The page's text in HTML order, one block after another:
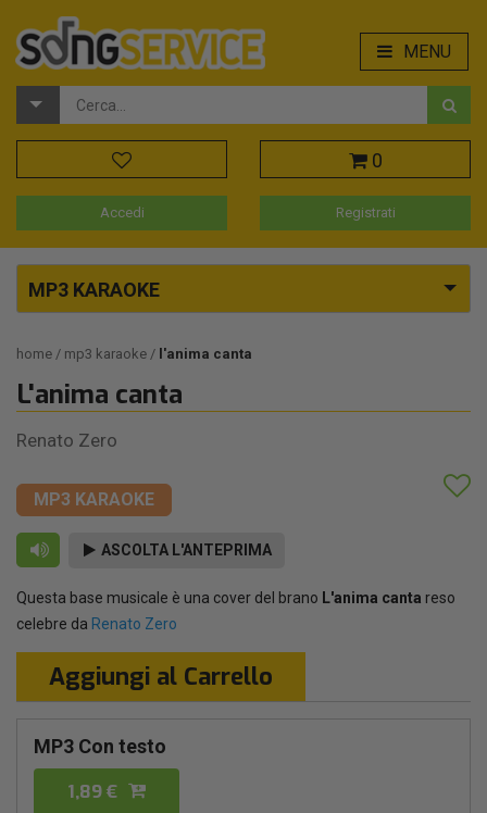
MENU
0
Accedi Registrati
MP3 KARAOKE
home mp3 karaoke l'anima canta
L'anima canta
Renato Zero
MP3 KARAOKE
ASCOLTA L'ANTEPRIMA
Questa base musicale è una cover del brano L'anima canta reso
celebre da Renato Zero
Aggiungi al Carrello
MP3 Con testo
1,89 €